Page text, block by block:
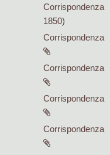
Corrispondenza
1850)
Corrispondenza
Corrispondenza
Corrispondenza
Corrispondenza